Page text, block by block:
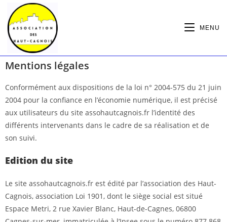
MENU
Mentions légales
Conformément aux dispositions de la loi n° 2004-575 du 21 juin
2004 pour la confiance en l’économie numérique, il est précisé
aux utilisateurs du site assohautcagnois.fr l’identité des
différents intervenants dans le cadre de sa réalisation et de
son suivi.
Edition du site
Le site assohautcagnois.fr est édité par l’association des Haut-
Cagnois, association Loi 1901, dont le siège social est situé
Espace Metri, 2 rue Xavier Blanc, Haut-de-Cagnes, 06800